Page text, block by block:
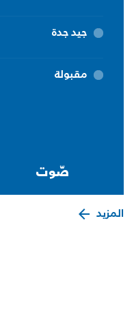
جيد جدة
مقبولة
المزيد